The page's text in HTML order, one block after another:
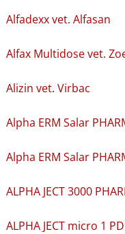
Alfadexx vet. Alfasan
Alfax Multidose vet.
Alizin vet. Virbac
Alpha ERM Salar
Alpha ERM Salar
ALPHA JECT 3000
ALPHA JECT micro 1